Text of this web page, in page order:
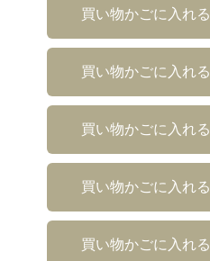
買い物かごに入れる
買い物かごに入れる
買い物かごに入れる
買い物かごに入れる
買い物かごに入れる